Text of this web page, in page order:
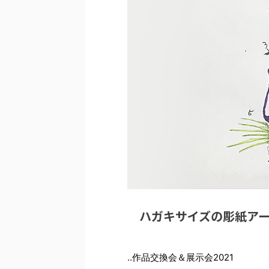
ハガキサイズの彫紙ア
‥作品交換会＆展示会2021